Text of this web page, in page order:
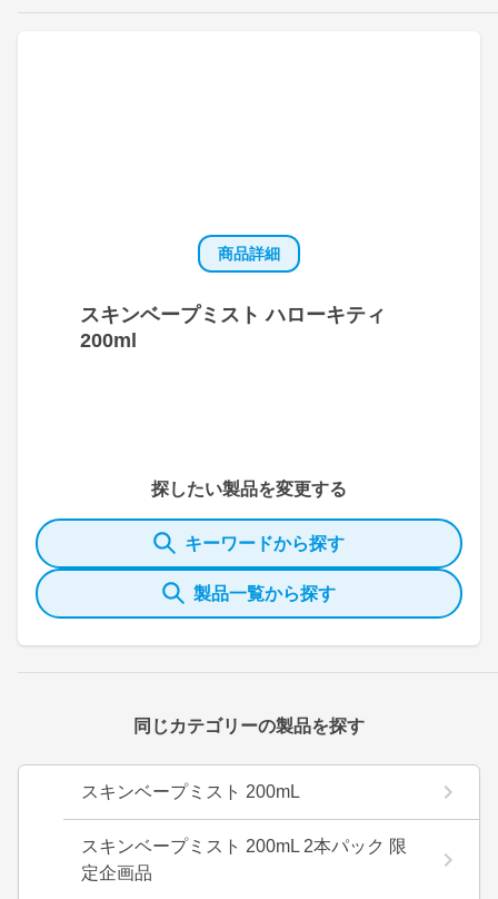
商品詳細
スキンベープミスト ハローキティ
200ml
探したい製品を変更する
キーワードから探す
製品一覧から探す
同じカテゴリーの製品を探す
スキンベープミスト 200mL
スキンベープミスト 200mL 2本パック 限
定企画品